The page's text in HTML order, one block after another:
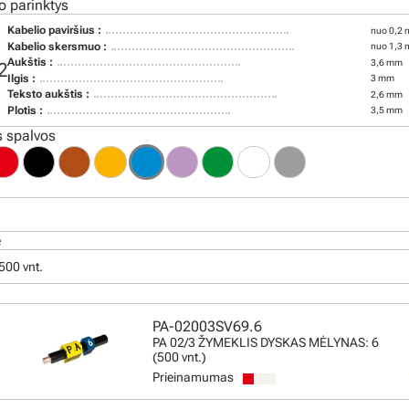
parinktys
Kabelio paviršius : nuo 0,2
Kabelio skersmuo : nuo 1,3
Aukštis : 3,6 mm
Ilgis : 3 mm
Teksto aukštis : 2,6 mm
Plotis : 3,5 mm
spalvos
vnt.
PA-02003SV69.6
PA 02/3 ŽYMEKLIS DYSKAS MĖLYNAS: 6
(500 vnt.)
Prieinamumas